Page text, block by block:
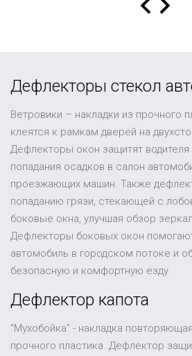
Дефлекторы стекол
Ветровики – накладки из прочного
клеятся к рамкам дверей на
Дефлекторы окон защитят
попадания осадков в салон
проезжающих машин. Также
попаданию грязи, стекающей с
боковые окна, улучшая обзор
Дефлекторы боковых окон
автомобиль в городском потоке и
безопасную и комфортную езду.
Дефлектор капота
"Мухобойка" - накладка
прочного пластика. Дефлектор